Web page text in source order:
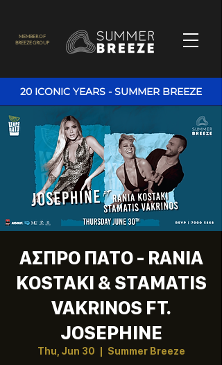
20 ICONIC YEARS - SUMMER BREEZE
MEMBER OF
BREEZE GROUP
ΑΣΠΡΟ ΠΑΤΟ - RANIA
KOSTAKI & STAMATIS
VAKRINOS FT.
JOSEPHINE
Thu, Jun 30 Summer Breeze